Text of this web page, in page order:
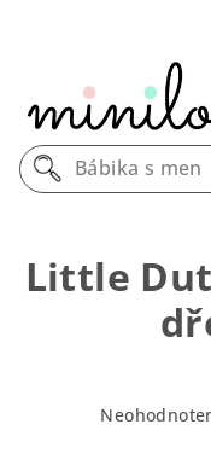
Bábika s
Little